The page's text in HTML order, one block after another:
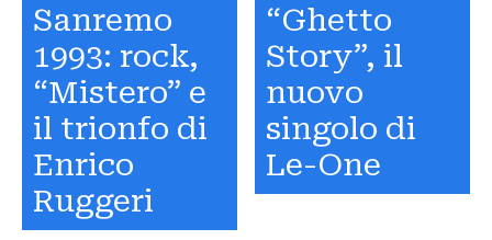
Sanremo
1993: rock,
“Mistero” e
il trionfo di
Enrico
Ruggeri
“Ghetto
Story”, il
nuovo
singolo di
Le-One